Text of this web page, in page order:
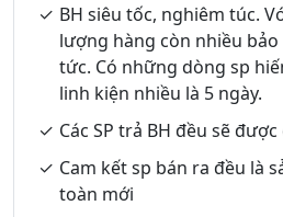
BH siêu tốc, nghiêm túc.
lượng hàng còn nhiều
tức. Có những dòng sp
linh kiện nhiều là 5 ngày.
Các SP trả BH đều sẽ
Cam kết sp bán ra đều là
toàn mới